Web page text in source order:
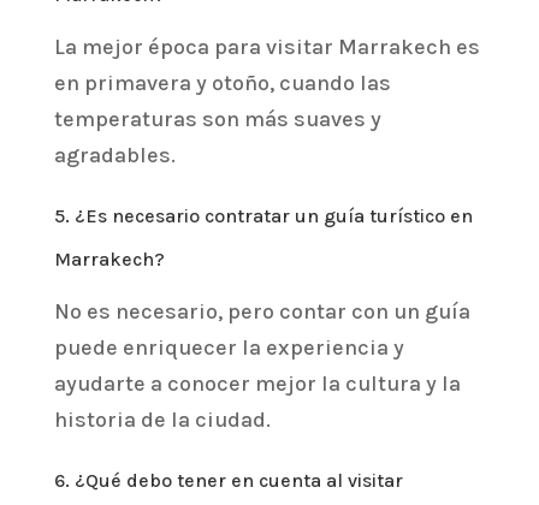
La mejor época para visitar Marrakech es
en primavera y otoño, cuando las
temperaturas son más suaves y
agradables.
5. ¿Es necesario contratar un guía turístico en
Marrakech?
No es necesario, pero contar con un guía
puede enriquecer la experiencia y
ayudarte a conocer mejor la cultura y la
historia de la ciudad.
6. ¿Qué debo tener en cuenta al visitar